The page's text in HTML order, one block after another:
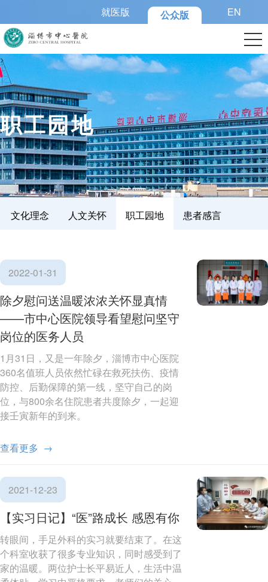
就医版 公众版 EN
>
职工园地
文化理念 人文关怀 职工园地 患者感言
2022-01-31
除夕慰问送温暖浓浓关怀显真情
——市中心医院领导看望慰问坚守
岗位的医务人员
1月31日，又是一年除夕，淄博市中心医院
360名值班人员依然忙碌在救死扶伤、疫情
防控、后勤保障的第一线，坚守自己的岗
位，与800余名住院患者共度除夕，一起迎
接壬寅新年的到来。
查看更多 →
2021-12-23
【实习日记】“医”路成长 感恩有你
转眼间，手足外科的实习就要结束了。在这
个科室收获了很多专业知识，同时感受到了
家的温暖。两位护士长平易近人，生活中温